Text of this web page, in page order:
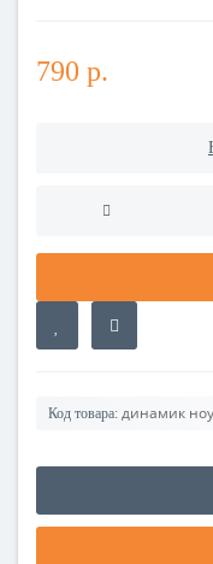
790 р.
Код товара: динамик